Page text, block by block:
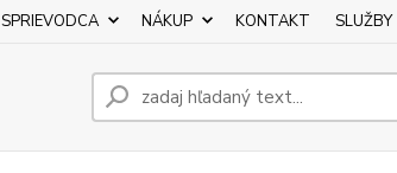
SPRIEVODCA NÁKUP KONTAKT SLUŽBY